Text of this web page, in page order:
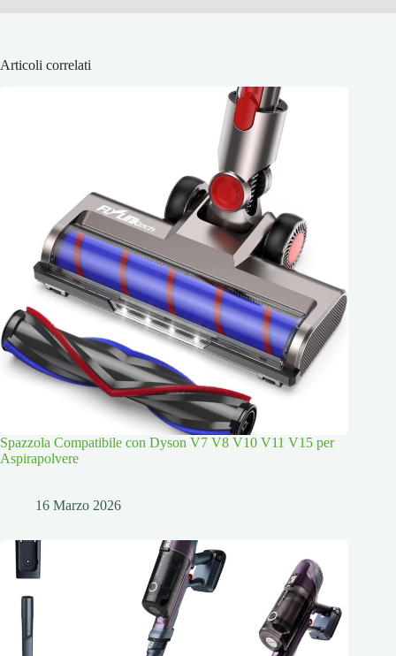
Articoli correlati
Spazzola Compatibile con Dyson V7 V8 V10 V11 V15 per
Aspirapolvere
16 Marzo 2026